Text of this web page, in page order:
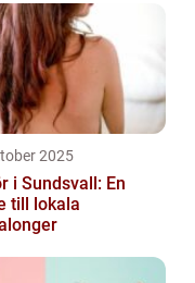
2025
i Sundsvall: En
till lokala